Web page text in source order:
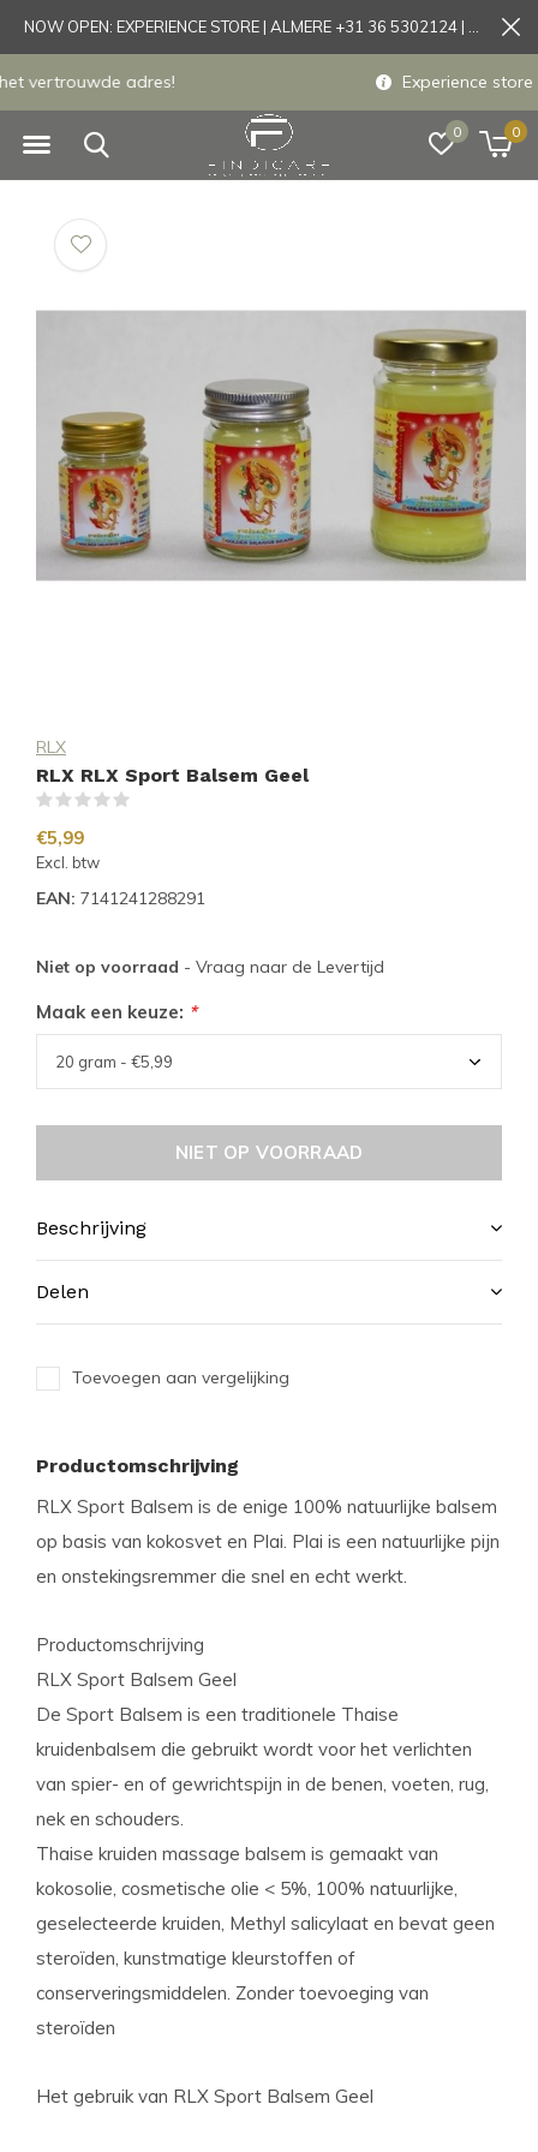
0 0
Experience store Almere / Tönisvorst / Mortsel
RLX
RLX RLX Sport Balsem Geel
€5,99
Excl. btw
EAN: 7141241288291
Niet op voorraad - Vraag naar de Levertijd
Maak een keuze: *
NIET OP VOORRAAD
Beschrijving
Delen
Toevoegen aan vergelijking
Productomschrijving
RLX Sport Balsem is de enige 100% natuurlijke balsem
op basis van kokosvet en Plai. Plai is een natuurlijke pijn
en onstekingsremmer die snel en echt werkt.
Productomschrijving
RLX Sport Balsem Geel
De Sport Balsem is een traditionele Thaise
kruidenbalsem die gebruikt wordt voor het verlichten
van spier- en of gewrichtspijn in de benen, voeten, rug,
nek en schouders.
Thaise kruiden massage balsem is gemaakt van
kokosolie, cosmetische olie < 5%, 100% natuurlijke,
geselecteerde kruiden, Methyl salicylaat en bevat geen
steroïden, kunstmatige kleurstoffen of
conserveringsmiddelen. Zonder toevoeging van
steroïden
Het gebruik van RLX Sport Balsem Geel